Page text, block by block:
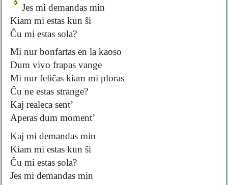
Jes mi demandas min
Kiam mi estas kun ŝi
Ĉu mi estas sola?
Mi nur bonfartas en la kaoso
Dum vivo frapas vange
Mi nur feliĉas kiam mi ploras
Ĉu ne estas strange?
Kaj realeca sent’
Aperas dum moment’
Kaj mi demandas min
Kiam mi estas kun ŝi
Ĉu mi estas sola?
Jes mi demandas min